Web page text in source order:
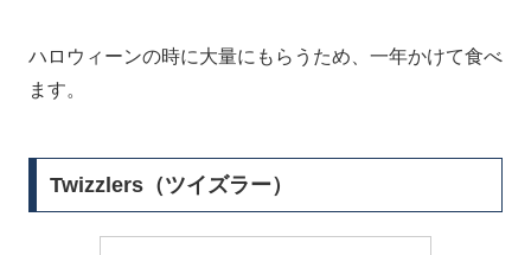
ハロウィーンの時に大量にもらうため、一年かけて食べ
ます。
Twizzlers（ツイズラー）